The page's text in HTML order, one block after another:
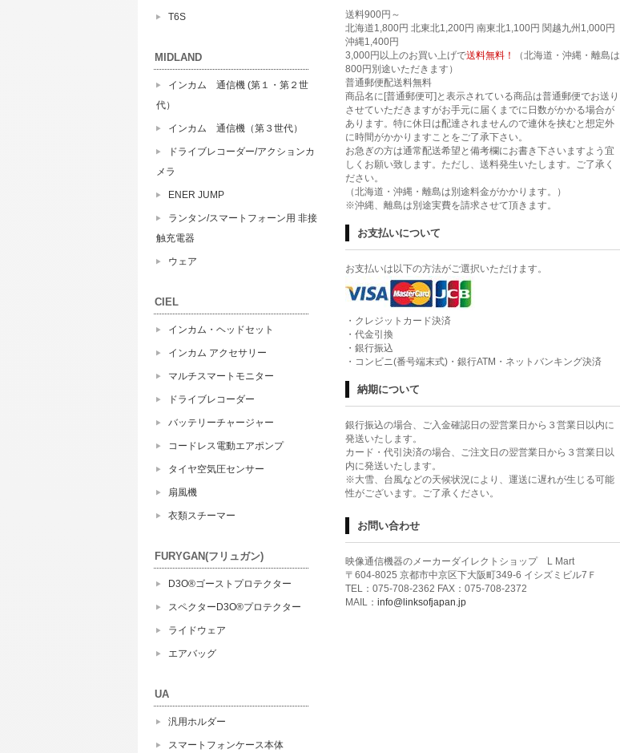
送料900円～
北海道1,800円 北東北1,200円 南東北1,100円 関越九州1,000円
沖縄1,400円
3,000円以上のお買い上げで送料無料！
（北海道・沖縄・離島は
800円別途いただきます）
普通郵便配送料無料
商品名に[普通郵便可]と表示されている商品は普通郵便でお送り
させていただきますがお手元に届くまでに日数がかかる場合が
あります。特に休日は配達されませんので連休を挟むと想定外
に時間がかかりますことをご了承下さい。
お急ぎの方は通常配送希望と備考欄にお書き下さいますよう宜
しくお願い致します。ただし、送料発生いたします。ご了承く
ださい。
（北海道・沖縄・離島は別途料金がかかります。）
※沖縄、離島は別途実費を請求させて頂きます。
お支払いについて
お支払いは以下の方法がご選択いただけます。
・クレジットカード決済
・代金引換
・銀行振込
・コンビニ(番号端末式)・銀行ATM・ネットバンキング決済
納期について
銀行振込の場合、ご入金確認日の翌営業日から３営業日以内に
発送いたします。
カード・代引決済の場合、ご注文日の翌営業日から３営業日以
内に発送いたします。
※大雪、台風などの天候状況により、運送に遅れが生じる可能
性がございます。ご了承ください。
お問い合わせ
映像通信機器のメーカーダイレクトショップ L Mart
〒604-8025 京都市中京区下大阪町349-6 イシズミビル7Ｆ
TEL：075-708-2362 FAX：075-708-2372
MAIL： info@linksofjapan.jp
T6S
MIDLAND
インカム 通信機 (第１・第２世
代）
インカム 通信機（第３世代）
ドライブレコーダー/アクションカ
メラ
ENER JUMP
ランタン/スマートフォーン用 非接
触充電器
ウェア
CIEL
インカム・ヘッドセット
インカム アクセサリー
マルチスマートモニター
ドライブレコーダー
バッテリーチャージャー
コードレス電動エアポンプ
タイヤ空気圧センサー
扇風機
衣類スチーマー
FURYGAN(フリュガン)
D3O®ゴーストプロテクター
スペクターD3O®プロテクター
ライドウェア
エアバッグ
UA
汎用ホルダー
スマートフォンケース本体